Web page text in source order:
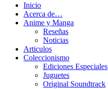
Inicio
Acerca de…
Anime y Manga
Reseñas
Noticias
Articulos
Coleccionismo
Ediciones Especiales
Juguetes
Original Soundtrack